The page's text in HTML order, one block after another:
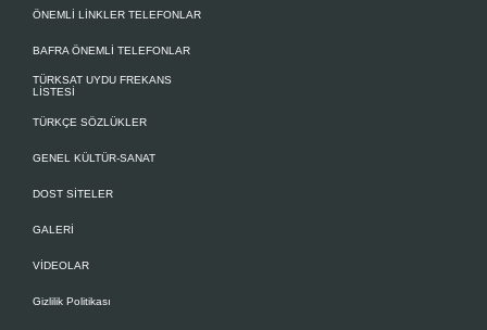
ÖNEMLİ LİNKLER TELEFONLAR
BAFRA ÖNEMLİ TELEFONLAR
TÜRKSAT UYDU FREKANS
LİSTESİ
TÜRKÇE SÖZLÜKLER
GENEL KÜLTÜR-SANAT
DOST SİTELER
GALERİ
VİDEOLAR
Gizlilik Politikası